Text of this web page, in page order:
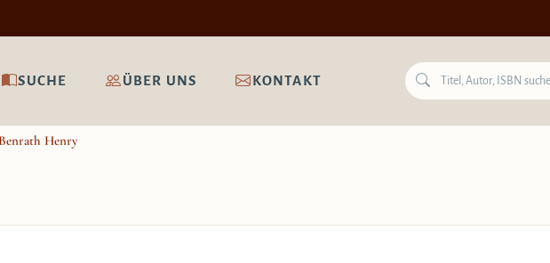
SUCHE ÜBER UNS KONTAKT
Benrath Henry